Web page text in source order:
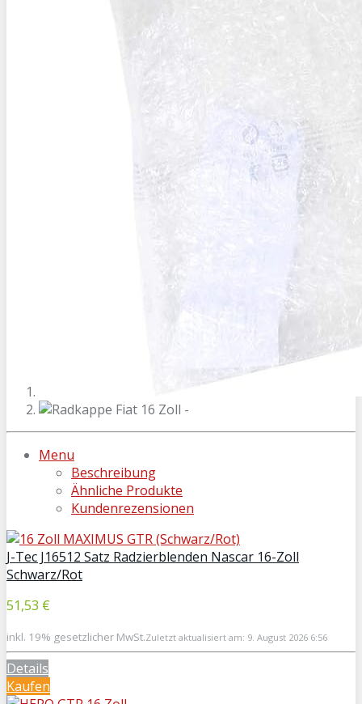
Menu
Beschreibung
Ähnliche Produkte
Kundenrezensionen
J-Tec J16512 Satz Radzierblenden Nascar 16-Zoll
Schwarz/Rot
51,53 €
inkl. 19% gesetzlicher MwSt.Zuletzt aktualisiert am: 9. August 2026 6:56
Details
Kaufen